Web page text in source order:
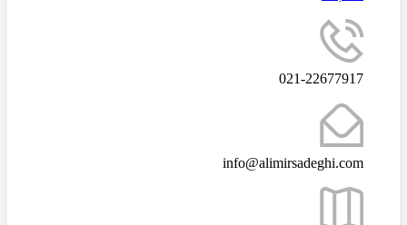
021-22677917
info@alimirsadeghi.com